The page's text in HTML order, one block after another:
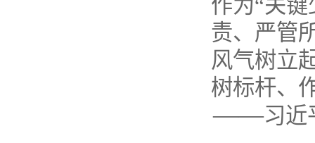
作为“关
责、严管
风气树立
树标杆、
——习近